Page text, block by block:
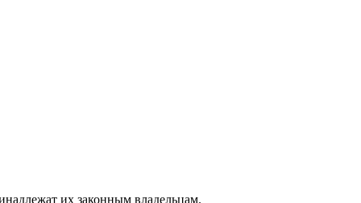
их законным владельцам.